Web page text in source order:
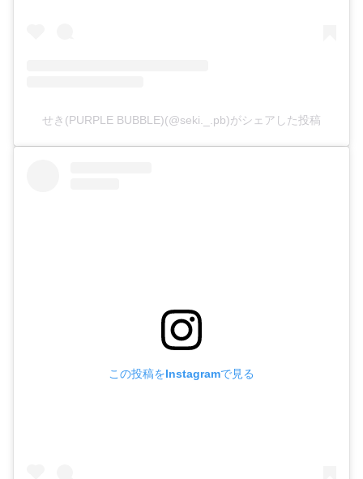
せき(PURPLE BUBBLE)(@seki._.pb)がシェアした投稿
この投稿をInstagramで見る